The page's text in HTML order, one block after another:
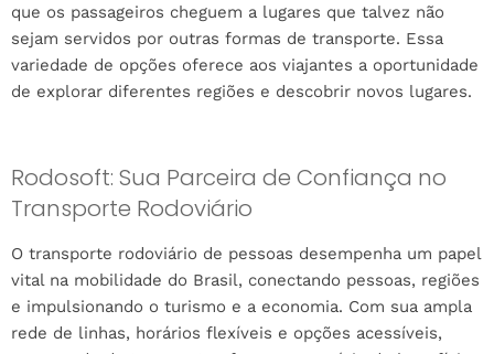
que os passageiros cheguem a lugares que talvez não
sejam servidos por outras formas de transporte. Essa
variedade de opções oferece aos viajantes a oportunidade
de explorar diferentes regiões e descobrir novos lugares.
Rodosoft: Sua Parceira de Confiança no
Transporte Rodoviário
O transporte rodoviário de pessoas desempenha um papel
vital na mobilidade do Brasil, conectando pessoas, regiões
e impulsionando o turismo e a economia. Com sua ampla
rede de linhas, horários flexíveis e opções acessíveis,